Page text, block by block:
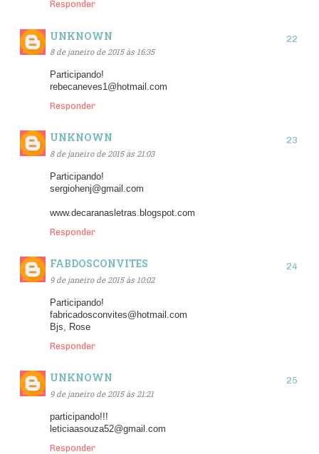
Responder
UNKNOWN
8 de janeiro de 2015 às 16:35
Participando!
rebecaneves1@hotmail.com
Responder
UNKNOWN
8 de janeiro de 2015 às 21:03
Participando!
sergiohenj@gmail.com
www.decaranasletras.blogspot.com
Responder
FABDOSCONVITES
9 de janeiro de 2015 às 10:02
Participando!
fabricadosconvites@hotmail.com
Bjs, Rose
Responder
UNKNOWN
9 de janeiro de 2015 às 21:21
participando!!!
leticiaasouza52@gmail.com
Responder